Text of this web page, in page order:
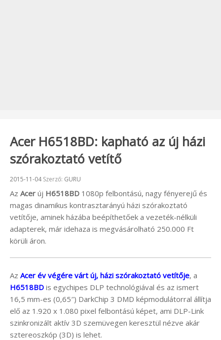
Acer H6518BD: kapható az új házi
szórakoztató vetítő
Beküldve:
2015-11-04Szerző: GURU
Az Acer új H6518BD 1080p felbontású, nagy fényerejű és
magas dinamikus kontrasztarányú házi szórakoztató
vetítője, aminek házába beépíthetőek a vezeték-nélküli
adapterek, már idehaza is megvásárolható 250.000 Ft
körüli áron.
Az Acer év végére várt új, házi szórakoztató vetítője, a
H6518BD is egychipes DLP technológiával és az ismert
16,5 mm-es (0,65″) DarkChip 3 DMD képmodulátorral állítja
elő az 1.920 x 1.080 pixel felbontású képet, ami DLP-Link
szinkronizált aktív 3D szemüvegen keresztül nézve akár
sztereoszkóp (3D) is lehet.